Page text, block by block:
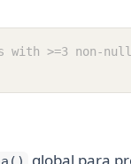
with >=3 non-
global para